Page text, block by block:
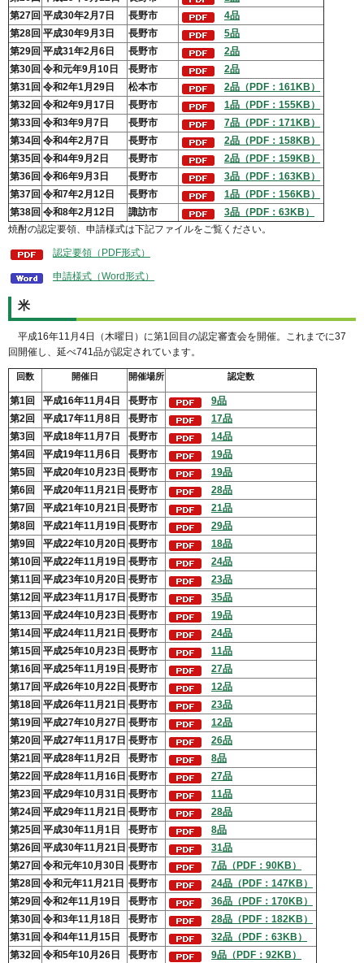
第27回 平成30年2月7日 長野市
4品
第28回 平成30年9月3日 長野市
5品
第29回 平成31年2月6日 長野市
2品
第30回 令和元年9月10日 長野市
2品
第31回 令和2年1月29日 松本市
2品（PDF：161KB）
第32回 令和2年9月17日 長野市
1品（PDF：155KB）
第33回 令和3年9月7日 長野市
7品（PDF：171KB）
第34回 令和4年2月7日 長野市
2品（PDF：158KB）
第35回 令和4年9月2日 長野市
2品（PDF：159KB）
第36回 令和6年9月3日 長野市
3品（PDF：163KB）
第37回 令和7年2月12日 長野市
1品（PDF：156KB）
第38回 令和8年2月12日 諏訪市
3品（PDF：63KB）
焼酎の認定要領、申請様式は下記ファイルをご覧ください。
認定要領（PDF形式）
申請様式（Word形式）
米
平成16年11月4日（木曜日）に第1回目の認定審査会を開催。これまでに37
回開催し、延べ741品が認定されています。
回数 開催日 開催場所 認定数
第1回 平成16年11月4日 長野市
9品
第2回
平成17年11月8日 長野市
17品
第3回
平成18年11月7日 長野市
14品
第4回
平成19年11月6日 長野市
19品
第5回
平成20年10月23日 長野市
19品
第6回
平成20年11月21日 長野市
28品
第7回
平成21年10月21日 長野市
21品
第8回
平成21年11月19日 長野市
29品
第9回
平成22年10月20日 長野市
18品
第10回 平成22年11月19日 長野市
24品
第11回 平成23年10月20日 長野市
23品
第12回 平成23年11月17日 長野市
35品
第13回 平成24年10月23日 長野市
19品
第14回 平成24年11月21日 長野市
24品
第15回 平成25年10月23日 長野市
11品
第16回 平成25年11月19日 長野市
27品
第17回 平成26年10月22日 長野市
12品
第18回 平成26年11月21日 長野市
23品
第19回 平成27年10月27日 長野市
12品
第20回 平成27年11月17日 長野市
26品
第21回 平成28年11月2日 長野市
8品
第22回 平成28年11月16日 長野市
27品
第23回 平成29年10月31日 長野市
11品
第24回 平成29年11月21日 長野市
28品
第25回 平成30年11月1日 長野市
8品
第26回 平成30年11月21日 長野市
31品
第27回 令和元年10月30日 長野市
7品（PDF：90KB）
第28回 令和元年11月21日 長野市
24品（PDF：147KB）
第29回 令和2年11月19日 長野市
36品（PDF：170KB）
第30回 令和3年11月18日 長野市
28品（PDF：182KB）
第31回 令和4年11月15日 長野市
32品（PDF：63KB）
第32回 令和5年10月26日 長野市
9品（PDF：92KB）